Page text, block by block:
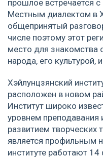
прошлое встречается
Местным диалектом в
общепринятый
числе поэтому этот
место для знакомства
народа, его культурой,
Хэйлунцзянский
расположен в новом
Институт широко
уровнем
развитием творческих
является профильным
институте работают